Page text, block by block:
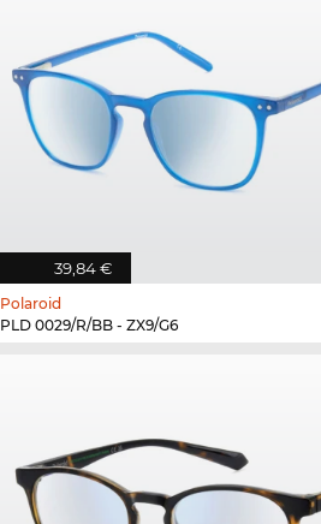
39,84 €
Polaroid
PLD 0029/R/BB - ZX9/G6